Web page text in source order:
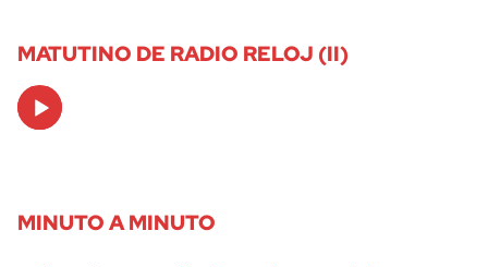
MATUTINO DE RADIO RELOJ (II)
Audio
Player
MINUTO A MINUTO